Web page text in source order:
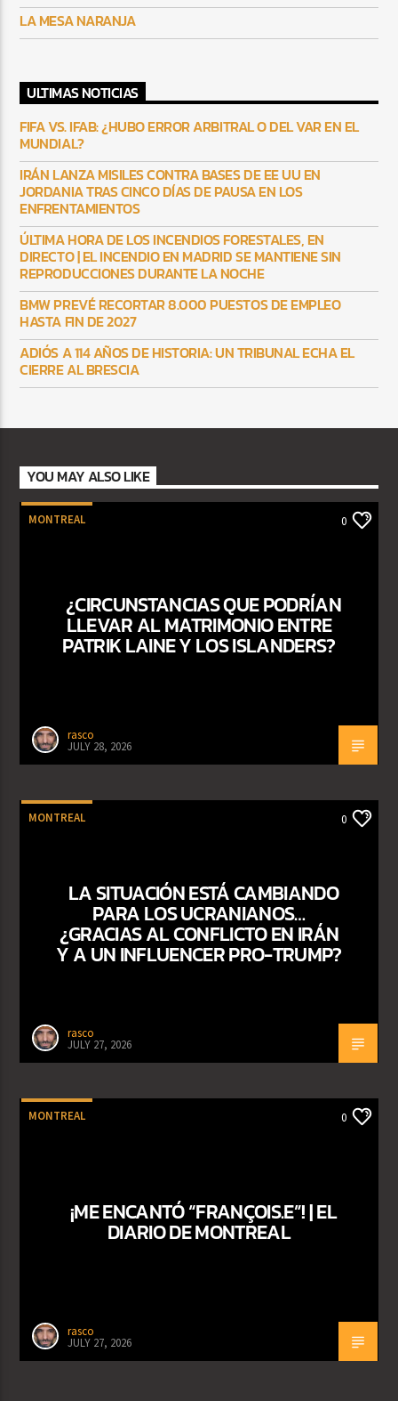
LA MESA NARANJA
ULTIMAS NOTICIAS
FIFA VS. IFAB: ¿HUBO ERROR ARBITRAL O DEL VAR EN EL
MUNDIAL?
IRÁN LANZA MISILES CONTRA BASES DE EE UU EN
JORDANIA TRAS CINCO DÍAS DE PAUSA EN LOS
ENFRENTAMIENTOS
ÚLTIMA HORA DE LOS INCENDIOS FORESTALES, EN
DIRECTO | EL INCENDIO EN MADRID SE MANTIENE SIN
REPRODUCCIONES DURANTE LA NOCHE
BMW PREVÉ RECORTAR 8.000 PUESTOS DE EMPLEO
HASTA FIN DE 2027
ADIÓS A 114 AÑOS DE HISTORIA: UN TRIBUNAL ECHA EL
CIERRE AL BRESCIA
YOU MAY ALSO LIKE
MONTREAL 0
¿CIRCUNSTANCIAS QUE PODRÍAN
LLEVAR AL MATRIMONIO ENTRE
PATRIK LAINE Y LOS ISLANDERS?
rasco
JULY 28, 2026
MONTREAL 0
LA SITUACIÓN ESTÁ CAMBIANDO
PARA LOS UCRANIANOS…
¿GRACIAS AL CONFLICTO EN IRÁN
Y A UN INFLUENCER PRO-TRUMP?
rasco
JULY 27, 2026
MONTREAL 0
¡ME ENCANTÓ “FRANÇOIS.E”! | EL
DIARIO DE MONTREAL
rasco
JULY 27, 2026